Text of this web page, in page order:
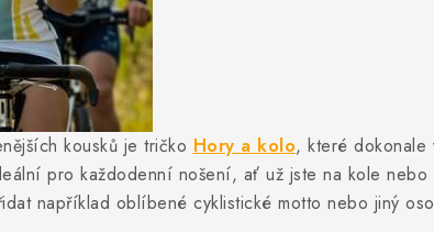
kousků je tričko Hory a kolo, které dokonale
pro každodenní nošení, ať už jste na kole nebo
například oblíbené cyklistické motto nebo jiný